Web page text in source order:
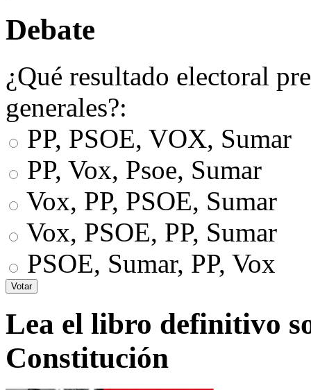
Debate
¿Qué resultado electoral
generales?:
PP, PSOE, VOX, Sumar
PP, Vox, Psoe, Sumar
Vox, PP, PSOE, Sumar
Vox, PSOE, PP, Sumar
PSOE, Sumar, PP, Vox
Lea el libro definitivo
Constitución